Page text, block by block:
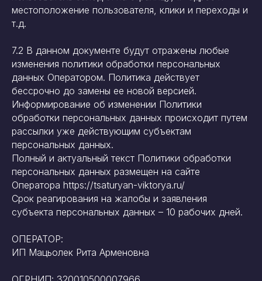
местоположение пользователя, клики и переходы и
т.д.
7.2 В данном документе будут отражены любые
изменения политики обработки персональных
данных Оператором. Политика действует
бессрочно до замены ее новой версией.
Информирование об изменении Политики
обработки персональных данных происходит путем
рассылки уже действующим субъектам
персональных данных.
Полный и актуальный текст Политики обработки
персональных данных размещен на сайте
Оператора https://tsaturyan-viktorya.ru/
Срок реагирования на жалобы и заявления
субъекта персональных данных – 10 рабочих дней.
ОПЕРАТОР:
ИП Мацьолек Рита Арменовна